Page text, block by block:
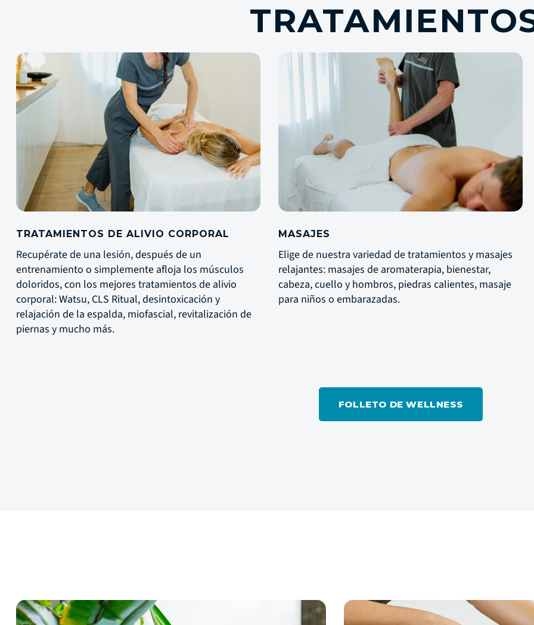
TRATAMIENTOS DE ALIVIO CORPORAL
Recupérate de una lesión, después de un
entrenamiento o simplemente afloja los músculos
doloridos, con los mejores tratamientos de alivio
corporal: Watsu, CLS Ritual, desintoxicación y
relajación de la espalda, miofascial, revitalización de
piernas y mucho más.
MASAJES
Elige de nuestra variedad de tratamientos y masajes
relajantes: masajes de aromaterapia, bienestar,
cabeza, cuello y hombros, piedras calientes, masaje
para niños o embarazadas.
FOLLETO DE WELLNESS